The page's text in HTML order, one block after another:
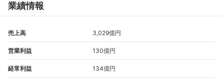
業績情報
売上高 3,029億円
営業利益 130億円
経常利益 134億円